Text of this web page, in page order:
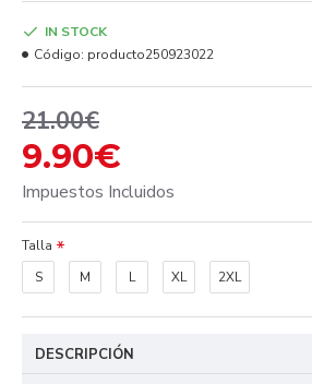
9.90€
21.00€
Impuestos Incluidos
IN STOCK
Código: producto250923022
Talla
S
M L XL 2XL
DESCRIPCIÓN